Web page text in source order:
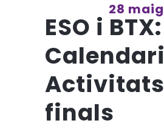
28 maig
ESO i BTX:
Calendari
Activitats
finals